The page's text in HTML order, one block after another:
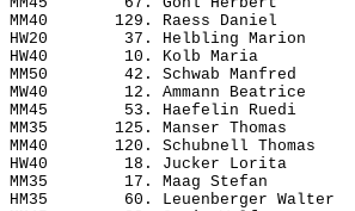
MM40       129. Raess Daniel
HW20        37. Helbling Marion
HW40        10. Kolb Maria
MM50        42. Schwab Manfred
MW40        12. Ammann Beatrice
MM45        53. Haefelin Ruedi
MM35       125. Manser Thomas
MM40       120. Schubnell Thomas
HW40        18. Jucker Lorita
MM35        17. Maag Stefan
HM35        60. Leuenberger